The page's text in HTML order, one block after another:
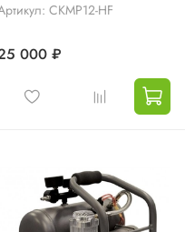
CKMP12-HF
000 ₽